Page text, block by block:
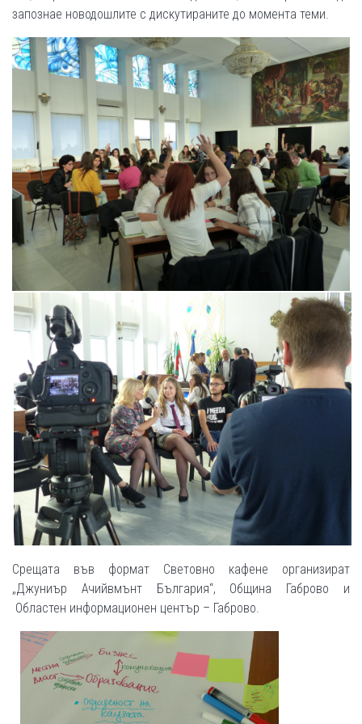
запознае новодошлите с дискутираните до момента теми.
Срещата във формат Световно кафене организират
„Джуниър Ачийвмънт България“, Община Габрово и
Областен информационен център – Габрово.